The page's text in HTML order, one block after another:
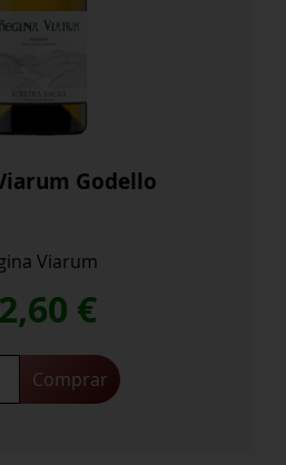
Godello
Viarum
€
Comprar